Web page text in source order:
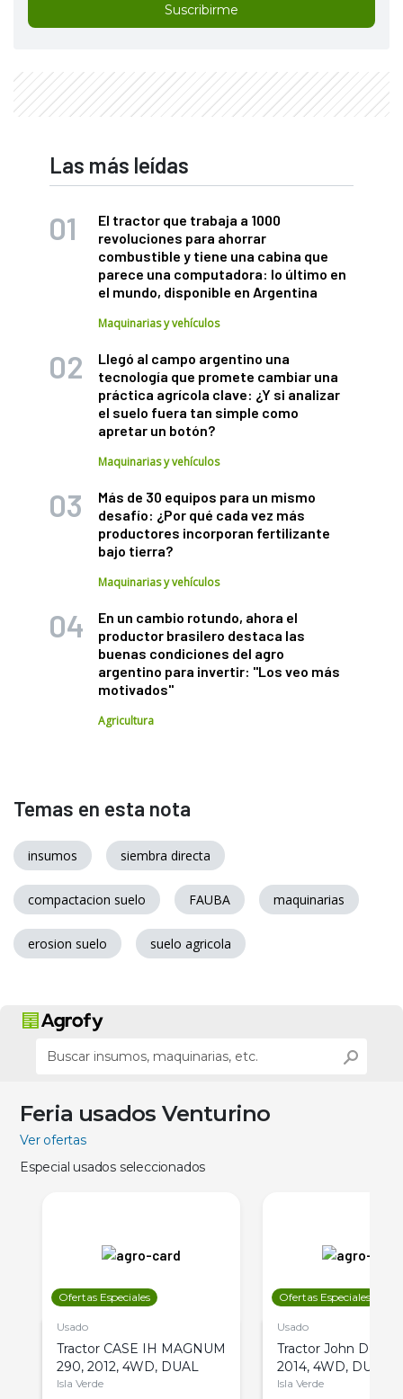
Suscribirme
Las más leídas
El tractor que trabaja a 1000
revoluciones para ahorrar
combustible y tiene una cabina que
parece una computadora: lo último en
el mundo, disponible en Argentina
Maquinarias y vehículos
Llegó al campo argentino una
tecnología que promete cambiar una
práctica agrícola clave: ¿Y si analizar
el suelo fuera tan simple como
apretar un botón?
Maquinarias y vehículos
Más de 30 equipos para un mismo
desafío: ¿Por qué cada vez más
productores incorporan fertilizante
bajo tierra?
Maquinarias y vehículos
En un cambio rotundo, ahora el
productor brasilero destaca las
buenas condiciones del agro
argentino para invertir: "Los veo más
motivados"
Agricultura
Temas en esta nota
insumos siembra directa
compactacion suelo FAUBA maquinarias
erosion suelo suelo agricola
Feria usados Venturino
Ver ofertas
Especial usados seleccionados
Ofertas Especiales
Usado
Tractor CASE IH MAGNUM
290, 2012, 4WD, DUAL
Isla Verde
Ofertas Especiales
Usado
Tractor John Deere
2014, 4WD, DUAL
Isla Verde